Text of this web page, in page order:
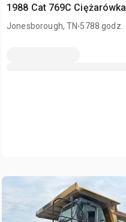
1988 Cat 769C Ciężarówka
Jonesborough, TN.5788 godz.